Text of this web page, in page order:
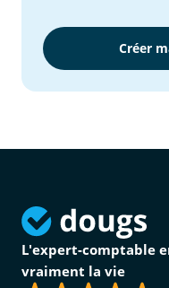
Créer
L'expert-comptable
vraiment la vie